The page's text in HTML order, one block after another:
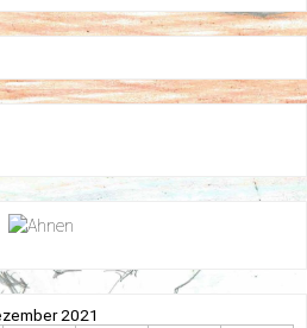
2021